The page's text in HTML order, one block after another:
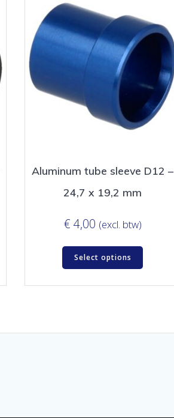
Aluminum tube sleeve D12 –
24,7 x 19,2 mm
€ 4,00 (excl. btw)
Select options